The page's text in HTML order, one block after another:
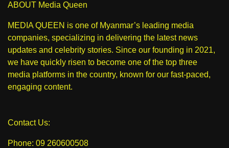
ABOUT Media Queen
MEDIA QUEEN is one of Myanmar’s leading media
companies, specializing in delivering the latest news
updates and celebrity stories. Since our founding in 2021,
we have quickly risen to become one of the top three
media platforms in the country, known for our fast-paced,
engaging content.
Contact Us:
Phone: 09 260600508